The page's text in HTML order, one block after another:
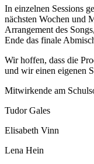
In einzelnen Sessions
nächsten Wochen und
Arrangement des
Ende das finale
Wir hoffen, dass die
und wir einen eigenen
Mitwirkende am
Tudor Gales
Elisabeth Vinn
Lena Hein